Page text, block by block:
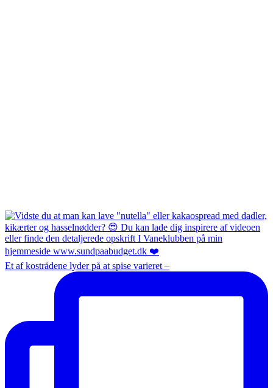
Et af kostrådene lyder på at spise varieret –